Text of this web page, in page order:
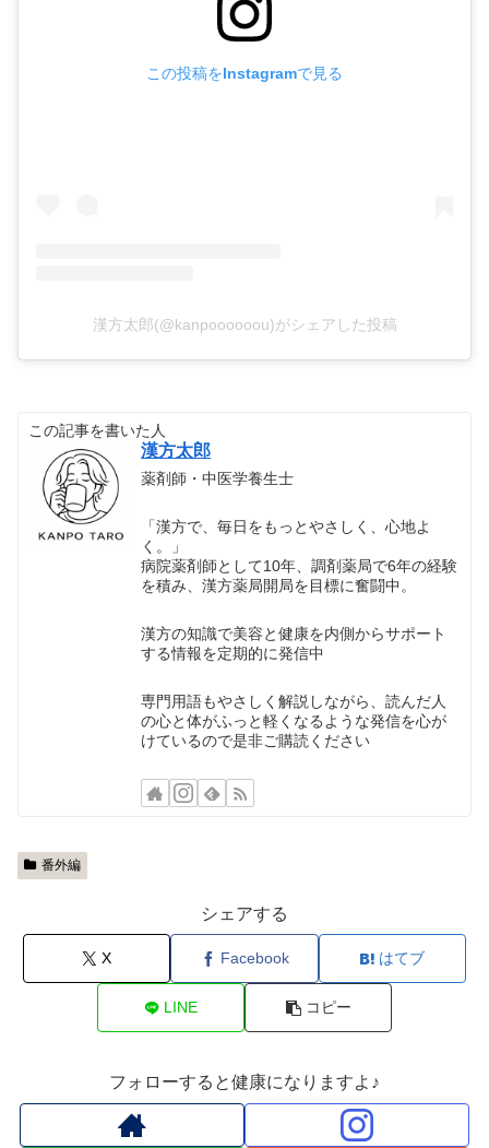
この投稿をInstagramで見る
漢方太郎(@kanpoooooou)がシェアした投稿
この記事を書いた人
漢方太郎
薬剤師・中医学養生士
「漢方で、毎日をもっとやさしく、心地よ
く。」
病院薬剤師として10年、調剤薬局で6年の経験
を積み、漢方薬局開局を目標に奮闘中。
漢方の知識で美容と健康を内側からサポート
する情報を定期的に発信中
専門用語もやさしく解説しながら、読んだ人
の心と体がふっと軽くなるような発信を心が
けているので是非ご購読ください
番外編
シェアする
X Facebook はてブ
LINE コピー
フォローすると健康になりますよ♪